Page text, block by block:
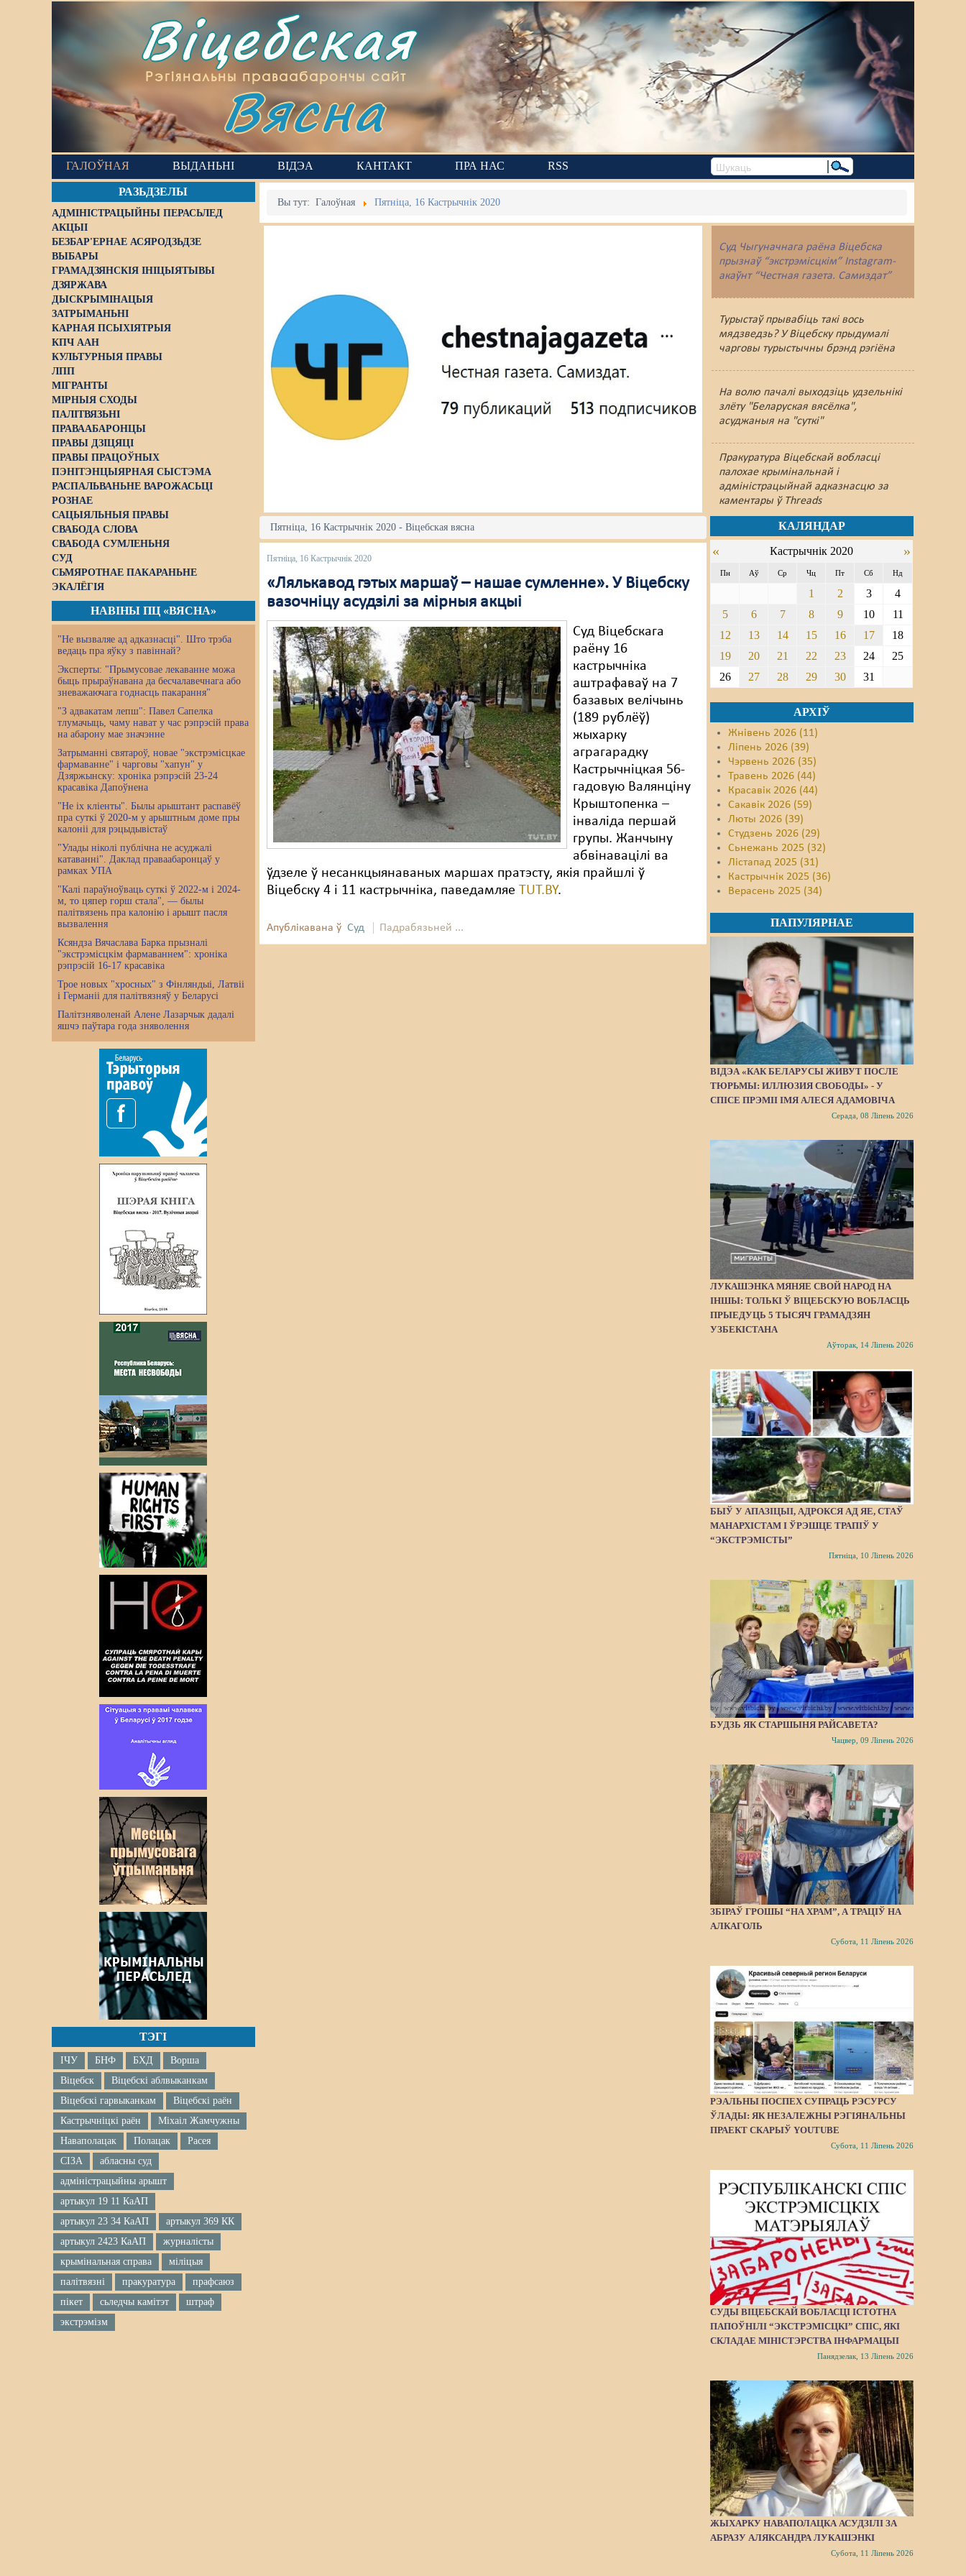
Віцебская
Рэгіянальны праваабарончы сайт
Вясна
ГАЛОЎНАЯ ВЫДАНЬНІ ВІДЭА КАНТАКТ ПРА НАС RSS
РАЗЬДЗЕЛЫ
АДМІНІСТРАЦЫЙНЫ ПЕРАСЬЛЕД
АКЦЫІ
БЕЗБАР'ЕРНАЕ АСЯРОДЗЬДЗЕ
ВЫБАРЫ
ГРАМАДЗЯНСКІЯ ІНІЦЫЯТЫВЫ
ДЗЯРЖАВА
ДЫСКРЫМІНАЦЫЯ
ЗАТРЫМАНЬНІ
КАРНАЯ ПСЫХІЯТРЫЯ
КПЧ ААН
КУЛЬТУРНЫЯ ПРАВЫ
ЛПП
МІГРАНТЫ
МІРНЫЯ СХОДЫ
ПАЛІТВЯЗЬНІ
ПРАВААБАРОНЦЫ
ПРАВЫ ДЗІЦЯЦІ
ПРАВЫ ПРАЦОЎНЫХ
ПЭНІТЭНЦЫЯРНАЯ СЫСТЭМА
РАСПАЛЬВАНЬНЕ ВАРОЖАСЬЦІ
РОЗНАЕ
САЦЫЯЛЬНЫЯ ПРАВЫ
СВАБОДА СЛОВА
СВАБОДА СУМЛЕНЬНЯ
СУД
СЬМЯРОТНАЕ ПАКАРАНЬНЕ
ЭКАЛЁГІЯ
НАВІНЫ ПЦ «ВЯСНА»
"Не вызваляе ад адказнасці". Што трэба
ведаць пра яўку з павіннай?
Эксперты: "Прымусовае лекаванне можа
быць прыраўнавана да бесчалавечнага або
зневажаючага годнасць пакарання"
"З адвакатам лепш": Павел Сапелка
тлумачыць, чаму нават у час рэпрэсій права
на абарону мае значэнне
Затрыманні святароў, новае "экстрэмісцкае
фармаванне" і чарговы "хапун" у
Дзяржынску: хроніка рэпрэсій 23-24
красавіка Дапоўнена
"Не іх кліенты". Былы арыштант распавёў
пра суткі ў 2020-м у арыштным доме пры
калоніі для рэцыдывістаў
"Улады ніколі публічна не асуджалі
катаванні". Даклад праваабаронцаў у
рамках УПА
"Калі параўноўваць суткі ў 2022-м і 2024-
м, то цяпер горш стала", — былы
палітвязень пра калонію і арышт пасля
вызвалення
Ксяндза Вячаслава Барка прызналі
"экстрэмісцкім фармаваннем": хроніка
рэпрэсій 16-17 красавіка
Трое новых "хросных" з Фінляндыі, Латвіі
і Германіі для палітвязняў у Беларусі
Палітзняволенай Алене Лазарчык дадалі
яшчэ паўтара года зняволення
ТЭГІ
ІЧУ БНФ БХД
Ворша
Віцебск
Віцебскі аблвыканкам
Віцебскі гарвыканкам
Віцебскі раён
Кастрычніцкі раён
Міхаіл Жамчужны
Наваполацак
Полацак
Расея
СІЗА
абласны суд
адміністрацыйны арышт
артыкул 19 11 КаАП
артыкул 23 34 КаАП
артыкул 369 КК
артыкул 2423 КаАП
журналісты
крымінальная справа
міліцыя
палітвязні
пракуратура
прафсаюз
пікет
сьледчы камітэт
штраф
экстрэмізм
Вы тут:Галоўная Пятніца, 16 Кастрычнік 2020
Суд Чыгуначнага раёна Віцебска
прызнаў “экстрэмісцкім” Instagram-
акаўнт “Честная газета. Самиздат”
Турыстаў прывабіць такі вось
мядзведзь? У Віцебску прыдумалі
чарговы турыстычны брэнд рэгіёна
На волю пачалі выходзіць удзельнікі
злёту "Беларуская вясёлка",
асуджаныя на "суткі"
Пракуратура Віцебскай вобласці
палохае крымінальнай і
адміністрацыйнай адказнасцю за
каментары ў Threads
Пятніца, 16 Кастрычнік 2020 - Віцебская вясна
Пятніца, 16 Кастрычнік 2020
«Лялькавод гэтых маршаў – нашае сумленне». У Віцебску
вазочніцу асудзілі за мірныя акцыі
Суд Віцебскага
раёну 16
кастрычніка
аштрафаваў на 7
базавых велічынь
(189 рублёў)
жыхарку
аграгарадку
Кастрычніцкая 56-
гадовую Валянціну
Крыштопенка –
інваліда першай
групы. Жанчыну
абвінавацілі ва
ўдзеле ў несанкцыянаваных маршах пратэсту, якія прайшлі ў
Віцебску 4 і 11 кастрычніка, паведамляе TUT.BY.
Апублікавана ў Суд Падрабязьней ...
КАЛЯНДАР
« Кастрычнік 2020 »
Пн Аў Ср Чц Пт Сб Нд
1 2 3
4
5
6 7 8 9 10
11
12
13 14 15 16 17
18
19
20 21 22 23 24
25
26
27 28 29 30 31
АРХІЎ
Жнівень 2026 (11)
Ліпень 2026 (39)
Чэрвень 2026 (35)
Травень 2026 (44)
Красавік 2026 (44)
Сакавік 2026 (59)
Люты 2026 (39)
Студзень 2026 (29)
Сьнежань 2025 (32)
Лістапад 2025 (31)
Кастрычнік 2025 (36)
Верасень 2025 (34)
ПАПУЛЯРНАЕ
ВІДЭА «КАК БЕЛАРУСЫ ЖИВУТ ПОСЛЕ
ТЮРЬМЫ: ИЛЛЮЗИЯ СВОБОДЫ» - У
СПІСЕ ПРЭМІІ ІМЯ АЛЕСЯ АДАМОВІЧА
Серада, 08 Ліпень 2026
ЛУКАШЭНКА МЯНЯЕ СВОЙ НАРОД НА
ІНШЫ: ТОЛЬКІ Ў ВІЦЕБСКУЮ ВОБЛАСЦЬ
ПРЫЕДУЦЬ 5 ТЫСЯЧ ГРАМАДЗЯН
УЗБЕКІСТАНА
Аўторак, 14 Ліпень 2026
БЫЎ У АПАЗІЦЫІ, АДРОКСЯ АД ЯЕ, СТАЎ
МАНАРХІСТАМ І ЎРЭШЦЕ ТРАПІЎ У
“ЭКСТРЭМІСТЫ”
Пятніца, 10 Ліпень 2026
БУДЗЬ ЯК СТАРШЫНЯ РАЙСАВЕТА?
Чацвер, 09 Ліпень 2026
ЗБІРАЎ ГРОШЫ “НА ХРАМ”, А ТРАЦІЎ НА
АЛКАГОЛЬ
Субота, 11 Ліпень 2026
РЭАЛЬНЫ ПОСПЕХ СУПРАЦЬ РЭСУРСУ
ЎЛАДЫ: ЯК НЕЗАЛЕЖНЫ РЭГІЯНАЛЬНЫ
ПРАЕКТ СКАРЫЎ YOUTUBE
Субота, 11 Ліпень 2026
СУДЫ ВІЦЕБСКАЙ ВОБЛАСЦІ ІСТОТНА
ПАПОЎНІЛІ “ЭКСТРЭМІСЦКІ” СПІС, ЯКІ
СКЛАДАЕ МІНІСТЭРСТВА ІНФАРМАЦЫІ
Панядзелак, 13 Ліпень 2026
ЖЫХАРКУ НАВАПОЛАЦКА АСУДЗІЛІ ЗА
АБРАЗУ АЛЯКСАНДРА ЛУКАШЭНКІ
Субота, 11 Ліпень 2026